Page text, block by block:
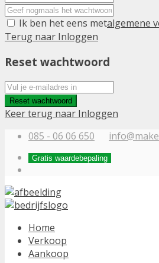
Ik ben het eens metalgemene
Terug naar Inloggen
Reset wachtwoord
Reset wachtwoord
Keer terug naar Inloggen
085 - 06 06 650
Gratis waardebepaling
Home
Verkoop
Aankoop